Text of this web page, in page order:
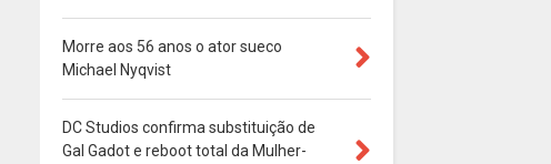
Morre aos 56 anos o ator sueco
Michael Nyqvist
DC Studios confirma substituição de
Gal Gadot e reboot total da Mulher-